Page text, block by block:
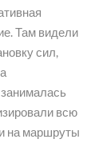
Там видели
сил,
всю
на маршруты